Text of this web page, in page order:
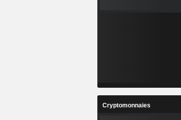
Cryptomonnaies